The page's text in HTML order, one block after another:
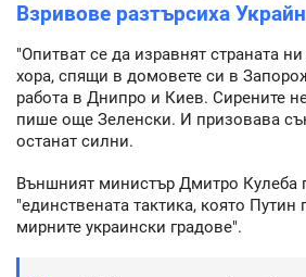
Взривове разтърсиха
"Опитват се да изравнят страната
хора, спящи в домовете си в
работа в Днипро и Киев. Сирените
пише още Зеленски. И призовава
останат силни.
Външният министър Дмитро Кулеба
"единствената тактика, която Путин
мирните украински градове".